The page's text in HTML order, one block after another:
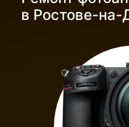
в Ростове-на-